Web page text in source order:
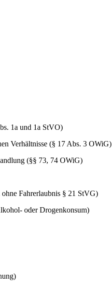
1a und 1a StVO)
Verhältnisse (§ 17 Abs. 3 OWiG)
(§§ 73, 74 OWiG)
Fahrerlaubnis § 21 StVG)
oder Drogenkonsum)